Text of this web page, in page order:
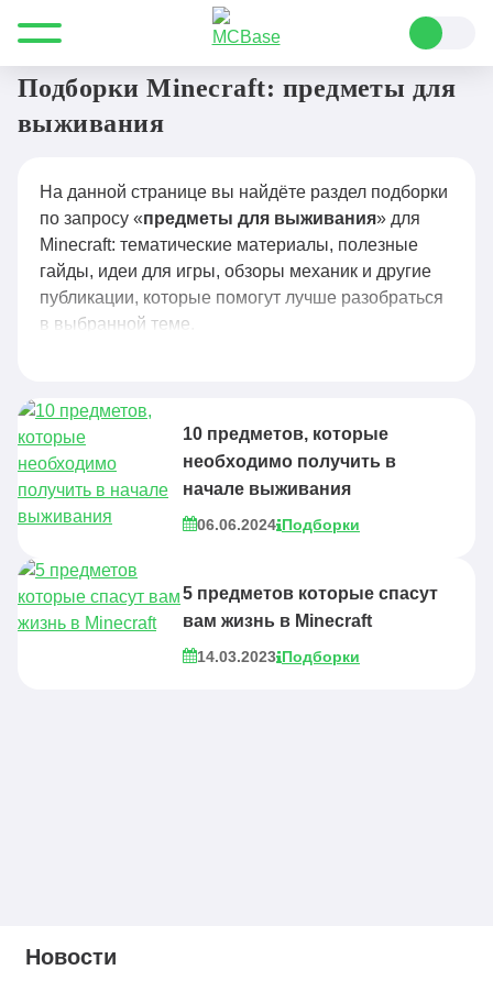
Все для Minecraft предметы для выживания
Подборки Minecraft: предметы для
выживания
На данной странице вы найдёте раздел подборки
по запросу «предметы для выживания» для
Minecraft: тематические материалы, полезные
гайды, идеи для игры, обзоры механик и другие
публикации, которые помогут лучше разобраться
в выбранной теме.
10 предметов, которые
необходимо получить в
начале выживания
06.06.2024 Подборки
5 предметов которые спасут
вам жизнь в Minecraft
14.03.2023 Подборки
Новости